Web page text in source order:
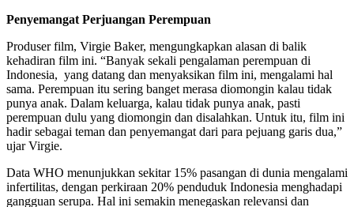
Penyemangat Perjuangan Perempuan
Produser film, Virgie Baker, mengungkapkan alasan di balik
kehadiran film ini. “Banyak sekali pengalaman perempuan di
Indonesia, yang datang dan menyaksikan film ini, mengalami hal
sama. Perempuan itu sering banget merasa diomongin kalau tidak
punya anak. Dalam keluarga, kalau tidak punya anak, pasti
perempuan dulu yang diomongin dan disalahkan. Untuk itu, film ini
hadir sebagai teman dan penyemangat dari para pejuang garis dua,”
ujar Virgie.
Data WHO menunjukkan sekitar 15% pasangan di dunia mengalami
infertilitas, dengan perkiraan 20% penduduk Indonesia menghadapi
gangguan serupa. Hal ini semakin menegaskan relevansi dan